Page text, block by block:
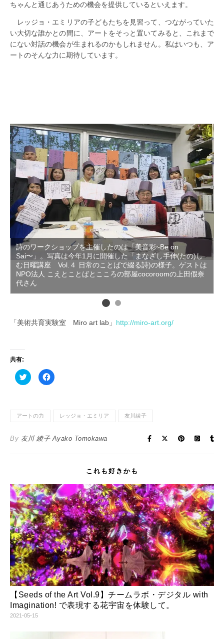
ちゃんと通じあうための機会を提供しているといえます。
レッジョ・エミリアの子どもたちを見習って、つながっていた
い大切な誰かとの間に、アートをそっと置いてみると、これまで
にない対話の機会が生まれるのかもしれません。私はいつも、ア
ートのそんな力に期待しています。
詩のワークショップを主催したのは「美音彩~Be on
Sai〜」。写真は今年1月に開催した「まなざし手伸(たの)し
む日曜講座 Vol.４ 日常のことばで綴る詩)の様子。ゲストは
NPO法人 こえとことばとこころの部屋cocoroomの上田假奈
代さん
「美術共育実験室 Miro art lab」 http://miro-art.org/
共有:
ク
リ
w
t
e
し
い
ウ
ィ
ン
ド
ウ
で
開
き
ま
す
)
F
a
有
す
ク
し
て
く
だ
さ
い
(
新
し
い
ウ
ィ
ン
ド
ウ
で
開
き
ま
す
アートの力 レッジョ・エミリア 友川綾子
By 友川 綾子 Ayako Tomokawa
これも好きかも
【Seeds of the Art Vol.9】チームラボ・デジタル with
Imagination! で表現する花宇宙を体験して。
2021-05-15